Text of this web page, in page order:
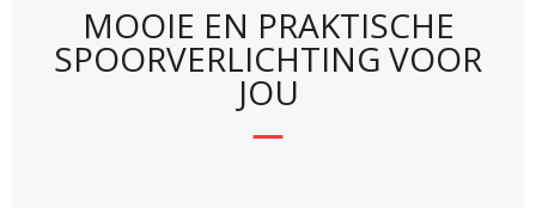
MOOIE EN PRAKTISCHE
SPOORVERLICHTING VOOR
JOU